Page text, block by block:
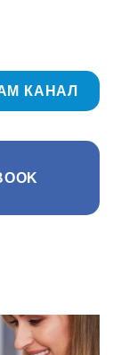
КАНАЛ